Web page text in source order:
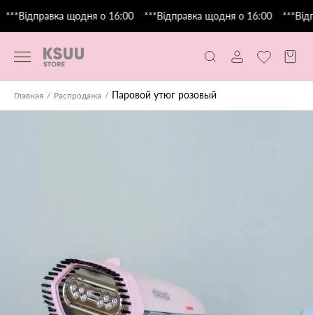
***Відправка щодня о 16:00 ***Відправка щодня о 16:00
Главная Распродажа Паровой утюг розовый